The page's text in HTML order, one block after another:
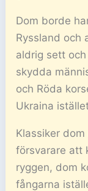
Dom borde
Ryssland och
aldrig sett
skydda
och Röda
Ukraina
Klassiker
försvarare att
ryggen, dom
fångarna